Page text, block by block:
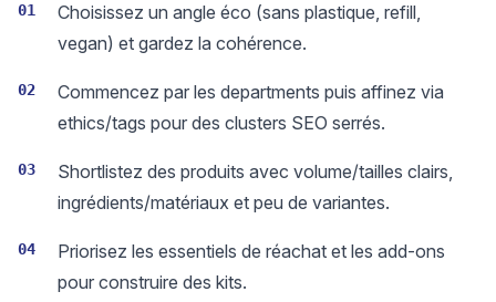
01
Choisissez un angle éco (sans plastique, refill,
vegan) et gardez la cohérence.
02
Commencez par les departments puis affinez via
ethics/tags pour des clusters SEO serrés.
03
Shortlistez des produits avec volume/tailles clairs,
ingrédients/matériaux et peu de variantes.
04
Priorisez les essentiels de réachat et les add-ons
pour construire des kits.